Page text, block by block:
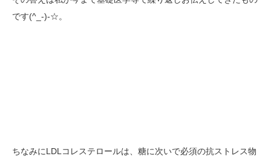
です(^_-)-☆。
ちなみにLDLコレステロールは、糖に次いで必須の抗ストレス物